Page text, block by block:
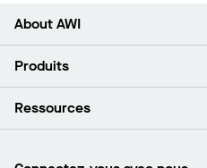
About AWI
À propos de nous
Espace presse
Produits
Plafonds
Ressources
Trouver un distributeur